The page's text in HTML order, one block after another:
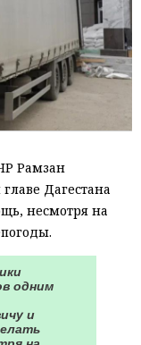
Рамзан
Дагестана
несмотря на
одним
и